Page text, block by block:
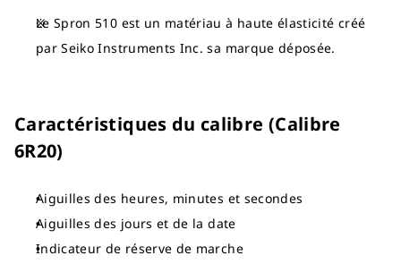
Le Spron 510 est un matériau à haute élasticité créé
par Seiko Instruments Inc. sa marque déposée.
Caractéristiques du calibre (Calibre
6R20)
Aiguilles des heures, minutes et secondes
Aiguilles des jours et de la date
Indicateur de réserve de marche